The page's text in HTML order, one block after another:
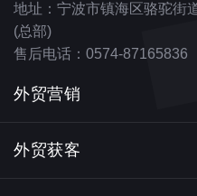
地址：宁波市镇海区骆驼街
(总部)
售后电话：0574-87165836
外贸营销
外贸获客